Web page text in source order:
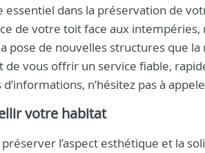
essentiel dans la préservation de
de votre toit face aux intempéries,
pose de nouvelles structures que
vous offrir un service fiable,
n’hésitez pas à
votre habitat
l’aspect esthétique et la